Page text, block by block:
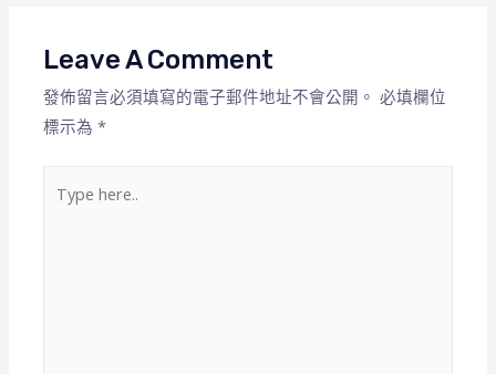
Leave A Comment
發佈留言必須填寫的電子郵件地址不會公開。 必填欄位
標示為*